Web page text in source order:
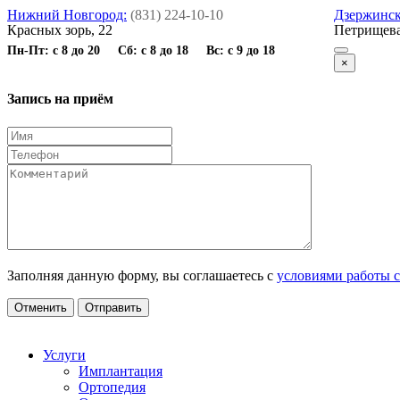
Нижний Новгород: (831) 224-10-10
Красных зорь, 22
Пн-Пт: с 8 до 20 Сб: с 8 до 18 Вс: с 9 до 18
×
Запись на приём
Заполняя данную форму, вы соглашаетесь с условиями работы
Отменить Отправить
Услуги
Имплантация
Ортопедия